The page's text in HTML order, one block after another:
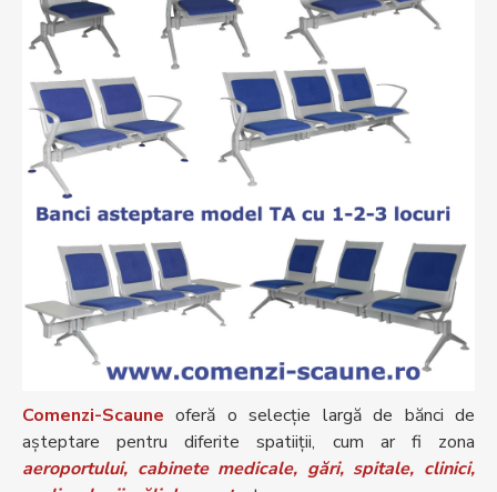
Comenzi-Scaune oferă o selecție largă de bănci de
așteptare pentru diferite spatiiții, cum ar fi zona
aeroportului, cabinete medicale, gări, spitale, clinici,